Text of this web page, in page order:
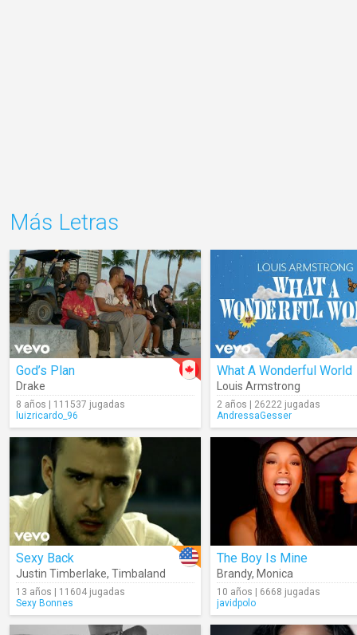
Más Letras
God’s Plan
Drake
8 años | 111537 jugadas
luizricardo_96
What A Wonderful World
Louis Armstrong
2 años | 26222 jugadas
AndressaGesser
Sexy Back
Justin Timberlake, Timbaland
13 años | 11604 jugadas
Sexy Bonnes
The Boy Is Mine
Brandy, Monica
10 años | 6668 jugadas
javidpolo